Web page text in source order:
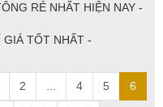
RẺ NHẤT HIỆN NAY -
TỐT NHẤT -
2 ... 4 5 6